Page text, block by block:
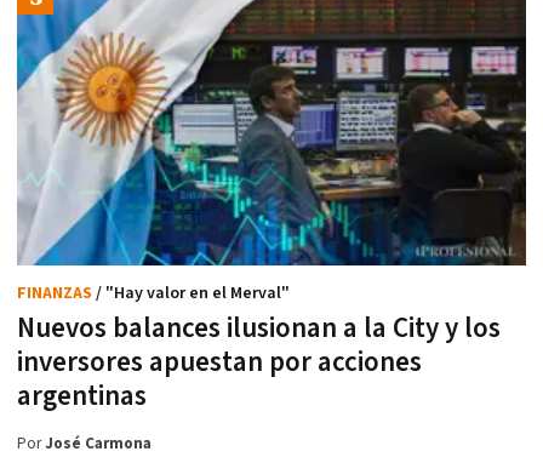
Nuevos balances ilusionan a la City y los
inversores apuestan por acciones
argentinas
FINANZAS / "Hay valor en el Merval"
PorJosé Carmona